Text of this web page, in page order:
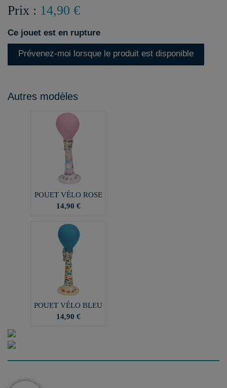
Prix : 14,90 €
Ce jouet est en rupture
Prévenez-moi lorsque le produit est disponible
Autres modèles
POUET VÉLO ROSE
14,90 €
POUET VÉLO BLEU
14,90 €